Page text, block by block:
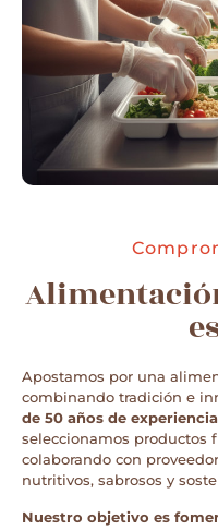
Apostamos por una
combinando tradición e
de 50 años de
seleccionamos productos
colaborando con
nutritivos, sabrosos y
Nuestro objetivo es